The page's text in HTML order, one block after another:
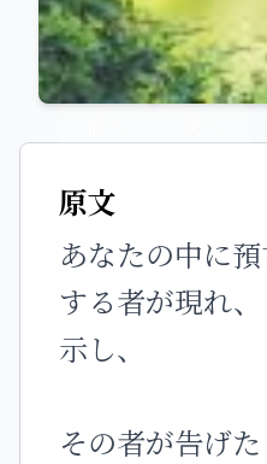
原文
あなたの中に
する者が現れ
示し、
その者が告げ